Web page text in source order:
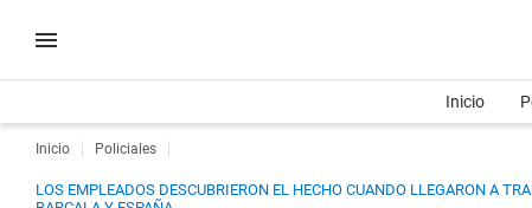
Inicio
Inicio Policiales
LOS EMPLEADOS DESCUBRIERON EL HECHO CUANDO LLEGARON A